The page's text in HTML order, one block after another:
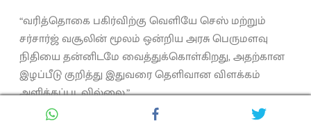
“வரித்தொகை பகிர்விற்கு வெளியே செஸ் மற்றும்
சர்சார்ஜ் வசூலின் மூலம் ஒன்றிய அரசு பெருமளவு
நிதியை தன்னிடமே வைத்துக்கொள்கிறது, அதற்கான
இழப்பீடு குறித்து இதுவரை தெளிவான விளக்கம்
அளிக்கப்படவில்லை.”